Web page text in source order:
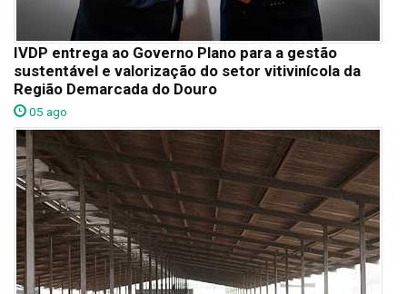
IVDP entrega ao Governo Plano para a gestão
sustentável e valorização do setor vitivinícola da
Região Demarcada do Douro
05 ago